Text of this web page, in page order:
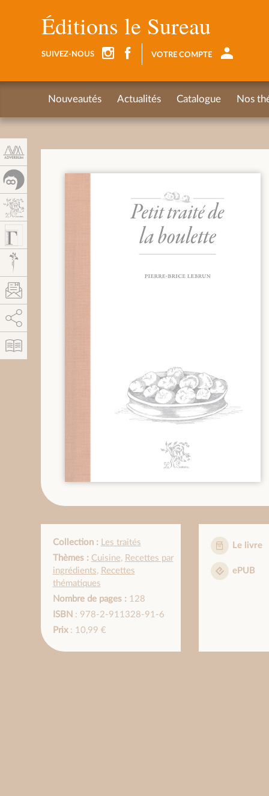
Collection : Les traités
Thèmes : Cuisine, Recettes par
ingrédients, Recettes
thématiques
Nombre de pages :128
ISBN : 978-2-911328-91-6
Prix: 10,99 €
Le livre
ePUB
Éditions le Sureau
SUIVEZ-NOUS VOTRE COMPTE
Nouveautés Actualités Catalogue Nos